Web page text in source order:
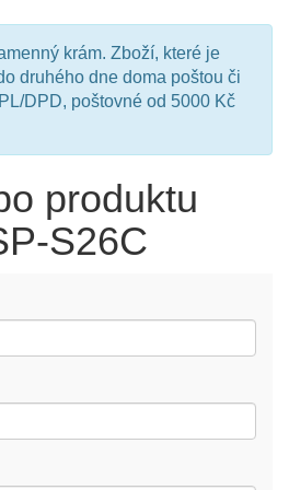
krám. Zboží, které je
druhého dne doma poštou či
DPD, poštovné od 5000 Kč
produktu
S26C